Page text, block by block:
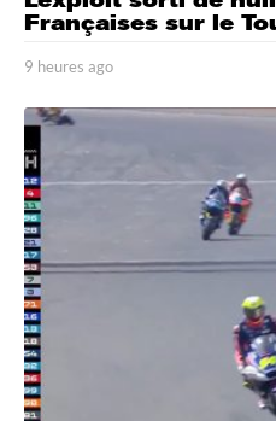
Françaises sur le
9 heures ago
e
e
o